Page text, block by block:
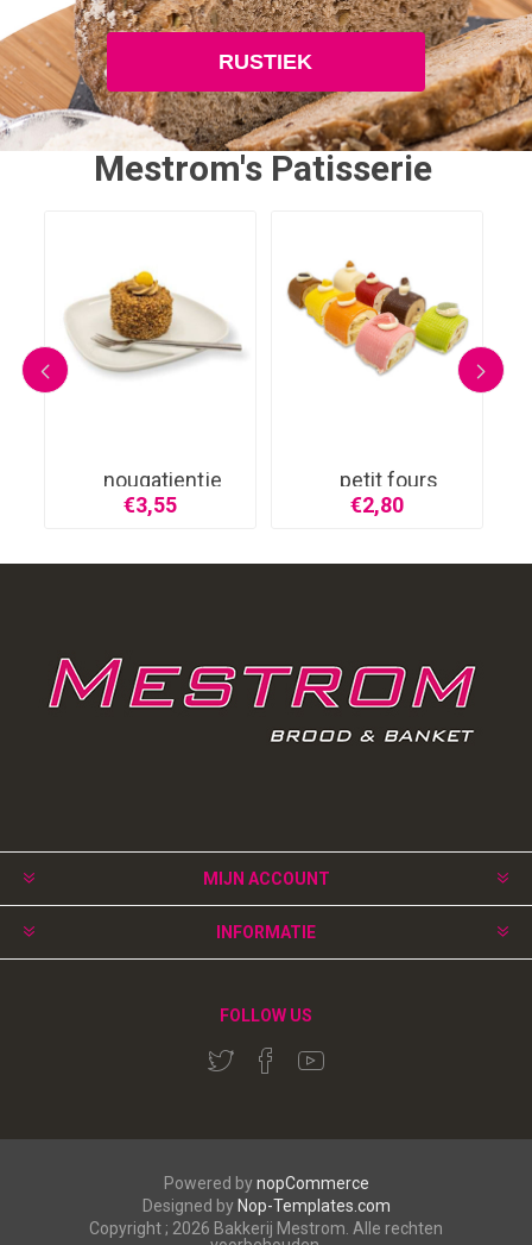
RUSTIEK
Mestrom's Patisserie
nougatientje
€3,55
petit fours
€2,80
MIJN ACCOUNT
INFORMATIE
FOLLOW US
Powered bynopCommerce
Designed by Nop-Templates.com
Copyright ; 2026 Bakkerij Mestrom. Alle rechten